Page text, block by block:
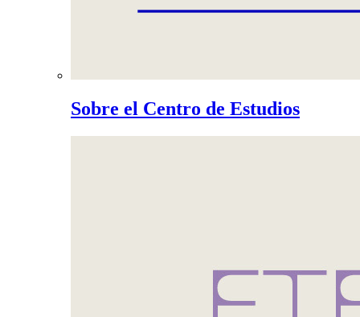
Sobre el Centro de Estudios